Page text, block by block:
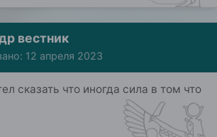
вестник
12 апреля 2023
сказать что иногда сила в том что